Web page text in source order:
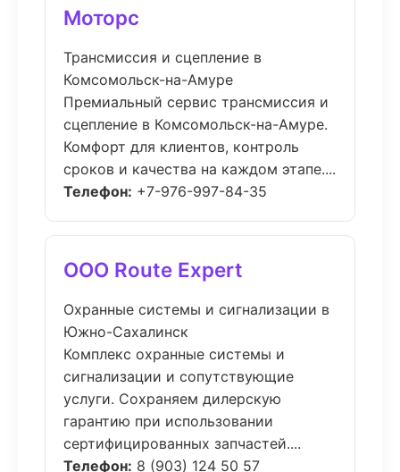
Моторс
Трансмиссия и сцепление в
Комсомольск-на-Амуре
Премиальный сервис трансмиссия и
сцепление в Комсомольск-на-Амуре.
Комфорт для клиентов, контроль
сроков и качества на каждом этапе....
Телефон: +7-976-997-84-35
ООО Route Expert
Охранные системы и сигнализации в
Южно-Сахалинск
Комплекс охранные системы и
сигнализации и сопутствующие
услуги. Сохраняем дилерскую
гарантию при использовании
сертифицированных запчастей....
Телефон: 8 (903) 124 50 57